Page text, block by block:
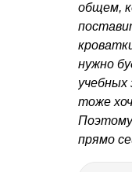
общем,
нужно
учебных
тоже
прямо